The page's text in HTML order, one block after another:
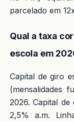
parcelado em
Qual a taxa
escola em
Capital de giro
(mensalidades
2026. Capital
2,5% a.m.